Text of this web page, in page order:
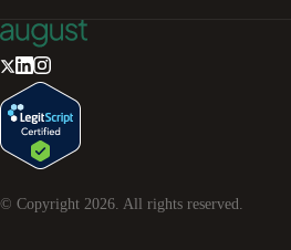
© Copyright 2026 . All rights reserved.